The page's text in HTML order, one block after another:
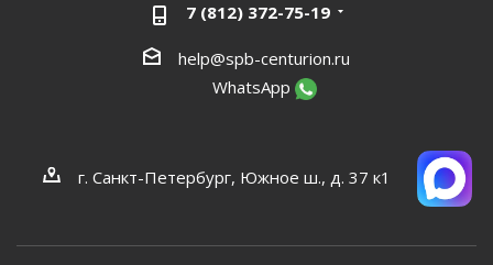
7 (812) 372-75-19
help@spb-centurion.ru
WhatsApp
г. Санкт-Петербург, Южное ш., д. 37 к1